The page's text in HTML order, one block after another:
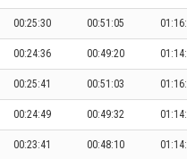
00:25:30 00:51:05
00:24:36 00:49:20
00:25:41 00:51:03
00:24:49 00:49:32
00:23:41 00:48:10